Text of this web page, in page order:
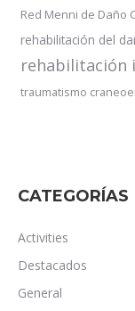
Red Menni de Daño
rehabilitación del
rehabilitación
traumatismo
CATEGORÍAS
Activities
Destacados
General